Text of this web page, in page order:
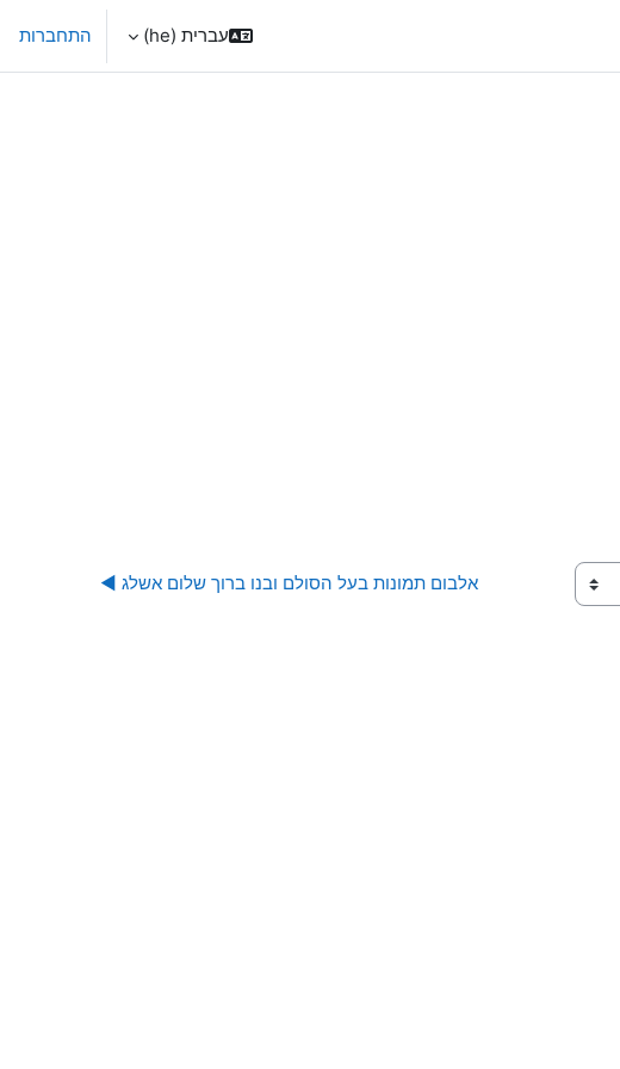
עברית ‎(he)‎ התחברות
אלבום תמונות בעל הסולם ובנו ברוך שלום אשלג ◀︎